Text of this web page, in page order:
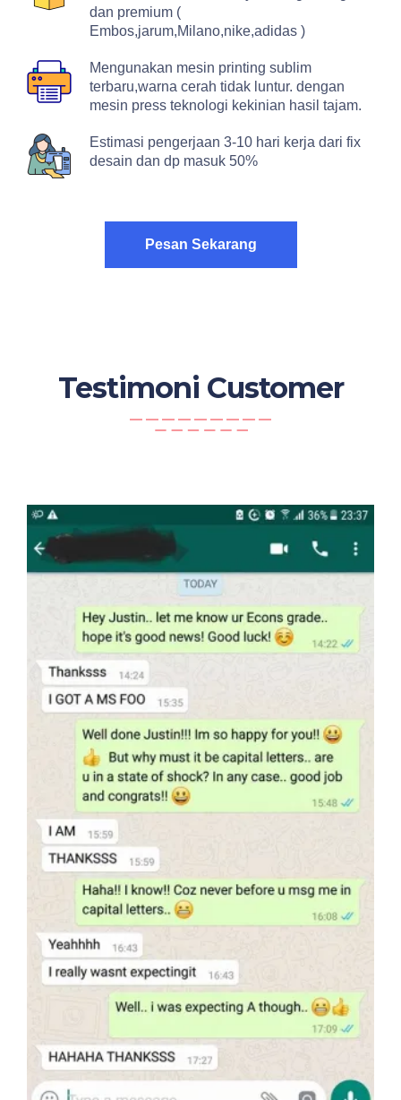
dan premium (
Embos,jarum,Milano,nike,adidas )
Mengunakan mesin printing sublim
terbaru,warna cerah tidak luntur. dengan
mesin press teknologi kekinian hasil tajam.
Estimasi pengerjaan 3-10 hari kerja dari fix
desain dan dp masuk 50%
Pesan Sekarang
Testimoni Customer